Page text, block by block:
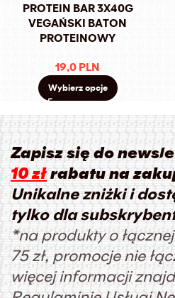
PROTEIN BAR 3X40G
VEGAŃSKI BATON
PROTEINOWY
19,0 PLN
Wybierz opcje
Zapisz się do
10 zł rabatu na
Unikalne zniżki i
tylko dla
*na produkty o
75 zł, promocje nie
więcej informacji